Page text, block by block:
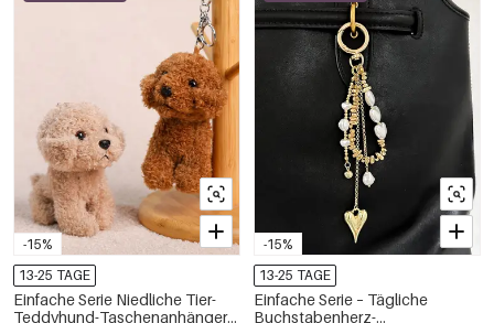
-15%
13-25 TAGE
Einfache Serie Niedliche Tier-
Teddyhund-Taschenanhänger
-15%
13-25 TAGE
Einfache Serie – Tägliche
Buchstabenherz-